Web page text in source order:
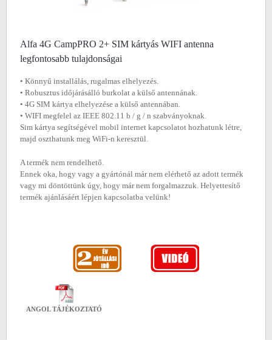
Alfa 4G CampPRO 2+ SIM kártyás WIFI antenna
legfontosabb tulajdonságai
• Könnyű installálás, rugalmas elhelyezés.
• Robusztus időjárásálló burkolat a külső antennának.
• 4G SIM kártya elhelyezése a külső antennában.
• WIFI megfelel az IEEE 802.11 b / g / n szabványoknak.
Sim kártya segítségével mobil internet kapcsolatot hozhatunk létre,
majd oszthatunk meg WiFi-n keresztül.
A termék nem rendelhető.
Ennek oka, hogy vagy a gyártónál már nem elérhető az adott termék
vagy mi döntöttünk úgy, hogy már nem forgalmazzuk. Helyettesítő
termék ajánlásáért lépjen kapcsolatba velünk!
ANGOL TÁJÉKOZTATÓ